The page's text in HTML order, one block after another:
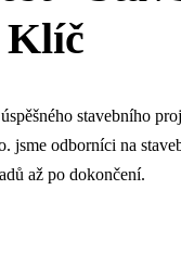
Klíč
stavebního
jsme odborníci na
až po dokončení.